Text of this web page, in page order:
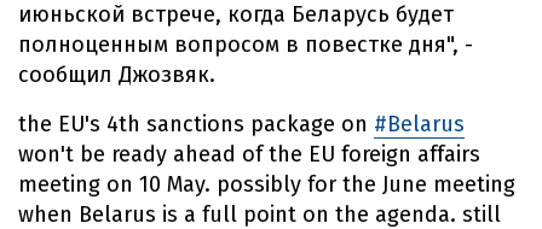
июньской встрече, когда Беларусь будет
полноценным вопросом в повестке дня", -
сообщил Джозвяк.
the EU's 4th sanctions package on #Belarus
won't be ready ahead of the EU foreign affairs
meeting on 10 May. possibly for the June meeting
when Belarus is a full point on the agenda. still